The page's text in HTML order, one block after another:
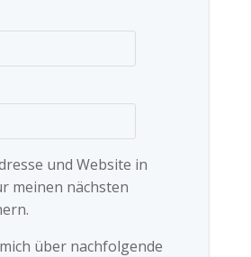
und Website in
meinen nächsten
über nachfolgende